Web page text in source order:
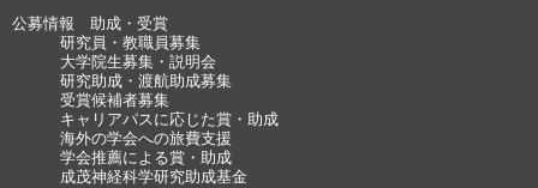
公募情報 助成・受賞
研究員・教職員募集
大学院生募集・説明会
研究助成・渡航助成募集
受賞候補者募集
キャリアパスに応じた賞・助成
海外の学会への旅費支援
学会推薦による賞・助成
成茂神経科学研究助成基金